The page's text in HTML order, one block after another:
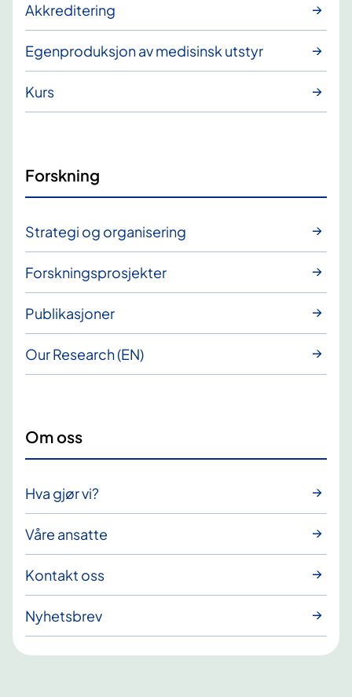
Akkreditering
Egenproduksjon av medisinsk utstyr
Kurs
Forskning
Strategi og organisering
Forskningsprosjekter
Publikasjoner
Our Research (EN)
Om oss
Hva gjør vi?
Våre ansatte
Kontakt oss
Nyhetsbrev